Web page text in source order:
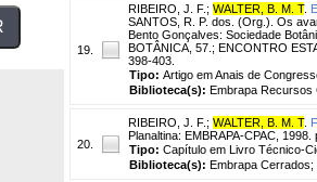
19.
RIBEIRO, J. F. ; WALTER, B. M. T.
SANTOS, R. P. dos. (Org.). Os
Bento Gonçalves: Sociedade
BOTÂNICA, 57.; ENCONTRO
398-403.
Tipo: Artigo em Anais de
Biblioteca(s): Embrapa Recursos
20.
RIBEIRO, J. F. ; WALTER, B. M. T.
Planaltina: EMBRAPA-CPAC, 1998.
Tipo: Capítulo em Livro Técnico-
Biblioteca(s): Embrapa